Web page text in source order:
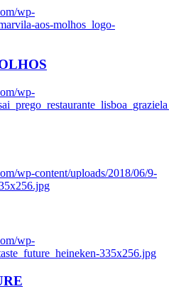
wp-
aos-molhos_logo-
wp-
wp-content/uploads/2018/06/9-
wp-
335x256.jpg